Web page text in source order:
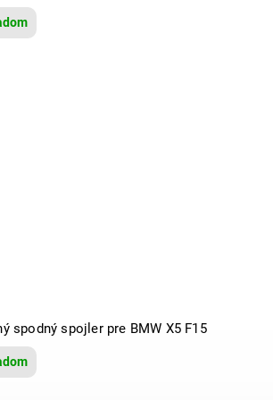
spodný spojler pre BMW X5 F15